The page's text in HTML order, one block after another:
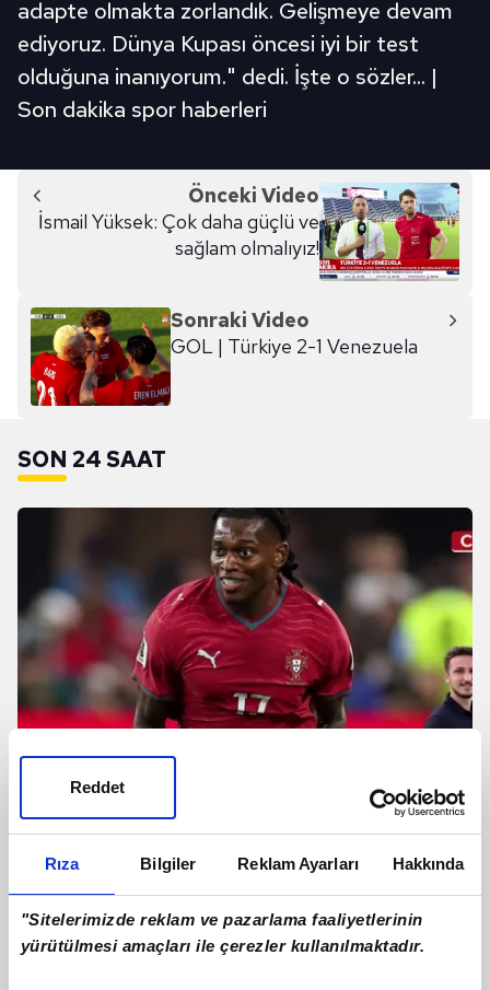
Rıza Bilgiler Reklam Ayarları Hakkında
"Sitelerimizde reklam ve pazarlama faaliyetlerinin
yürütülmesi amaçları ile çerezler kullanılmaktadır.
Reddet
adapte olmakta zorlandık. Gelişmeye devam
ediyoruz. Dünya Kupası öncesi iyi bir test
olduğuna inanıyorum." dedi. İşte o sözler... |
Son dakika spor haberleri
Önceki Video
İsmail Yüksek: Çok daha güçlü ve
sağlam olmalıyız!
Sonraki Video
GOL | Türkiye 2-1 Venezuela
SON 24 SAAT
Galatasaray Rafael Leao ile anlaştı!
İşte Portekizli yıldızın maaşı